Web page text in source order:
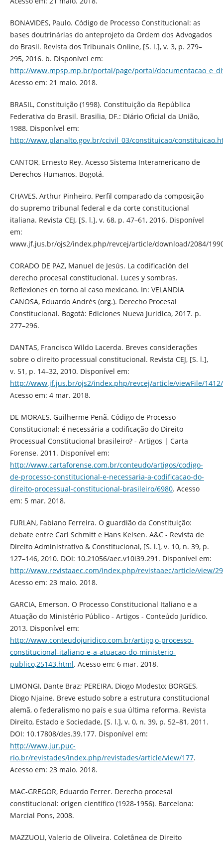
BONAVIDES, Paulo. Código de Processo Constitucional: as
bases doutrinárias do anteprojeto da Ordem dos Advogados
do Brasil. Revista dos Tribunais Online, [S. l.], v. 3, p. 279–
295, 2016. b. Disponível em:
http://www.mpsp.mp.br/portal/page/portal/
Acesso em: 21 maio. 2018.
BRASIL, Constituição (1998). Constituição da República
Federativa do Brasil. Brasilia, DF.: Diário Oficial da União,
1988. Disponível em:
http://www.planalto.gov.br/ccivil_03/constituicao/
CANTOR, Ernesto Rey. Acesso Sistema Interamericano de
Derechos Humanos. Bogotá.
CHAVES, Arthur Pinheiro. Perfil comparado da composição
do supremo tribunal federal e da corte constitucional
italiana. Revista CEJ, [S. l.], v. 68, p. 47–61, 2016. Disponível
em:
www.jf.jus.br/ojs2/index.php/revcej/article/download/2084/
CORADO DE PAZ, Manuel de Jesús. La codificación del
derecho procesal constitucional. Luces y sombras.
Reflexiones en torno al caso mexicano. In: VELANDIA
CANOSA, Eduardo Andrés (org.). Derecho Procesal
Constitucional. Bogotá: Ediciones Nueva Juridica, 2017. p.
277–296.
DANTAS, Francisco Wildo Lacerda. Breves considerações
sobre o direito processual constitucional. Revista CEJ, [S. l.],
v. 51, p. 14–32, 2010. Disponível em:
http://www.jf.jus.br/ojs2/index.php/revcej/article/viewFile/
Acesso em: 4 mar. 2018.
DE MORAES, Guilherme Penã. Código de Processo
Constitucional: é necessária a codificação do Direito
Processual Constitucional brasileiro? - Artigos | Carta
Forense. 2011. Disponível em:
http://www.cartaforense.com.br/conteudo/artigos/codigo-
de-processo-constitucional-e-necessaria-a-codificacao-do-
direito-processual-constitucional-brasileiro/6980. Acesso
em: 5 mar. 2018.
FURLAN, Fabiano Ferreira. O guardião da Constituição:
debate entre Carl Schmitt e Hans Kelsen. A&C - Revista de
Direito Administrativo & Constitucional, [S. l.], v. 10, n. 39, p.
127–146, 2010. DOI: 10.21056/aec.v10i39.291. Disponível em:
http://www.revistaaec.com/index.php/revistaaec/article/view/
Acesso em: 23 maio. 2018.
GARCIA, Emerson. O Processo Constitucional Italiano e a
Atuação do Ministério Público - Artigos - Conteúdo Jurídico.
2013. Disponível em:
http://www.conteudojuridico.com.br/artigo,o-processo-
constitucional-italiano-e-a-atuacao-do-ministerio-
publico,25143.html. Acesso em: 6 mar. 2018.
LIMONGI, Dante Braz; PEREIRA, Diogo Modesto; BORGES,
Diogo Njaine. Breve estudo sobre a estrutura constitucional
alemã, o federalismo no país e sua última reforma. Revista
Direito, Estado e Sociedade, [S. l.], v. 0, n. 39, p. 52–81, 2011.
DOI: 10.17808/des.39.177. Disponível em:
http://www.jur.puc-
rio.br/revistades/index.php/revistades/article/view/177.
Acesso em: 23 maio. 2018.
MAC-GREGOR, Eduardo Ferrer. Derecho procesal
constitucional: origen científico (1928-1956). Barcelona:
Marcial Pons, 2008.
MAZZUOLI, Valerio de Oliveira. Coletânea de Direito